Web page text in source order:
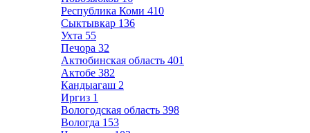
Республика Коми 410
Сыктывкар 136
Ухта 55
Печора 32
Актюбинская область 401
Актобе 382
Кандыагаш 2
Иргиз 1
Вологодская область 398
Вологда 153